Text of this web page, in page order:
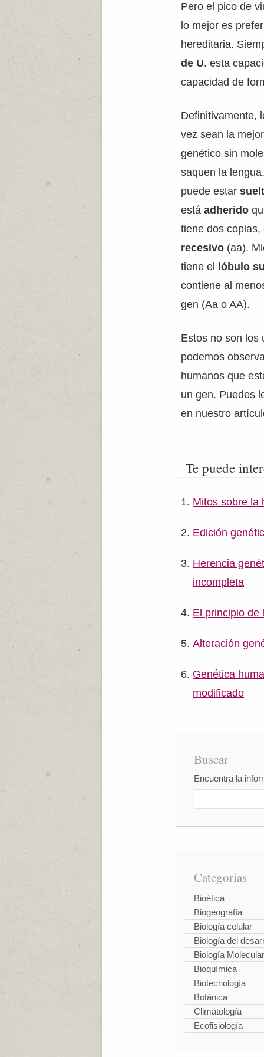
Pero el pico de
lo mejor es
hereditaria.
de U. esta
capacidad de
Definitivamente,
vez sean la
genético sin
saquen la
puede estar
estáadherido
tiene dos
recesivo (aa).
tiene el
lóbulo
contiene al
gen (Aa o AA).
Estos no son los
podemos
humanos que
un gen. Puedes
en nuestro
Te puede
Mitos sobre la
Edición
Herencia
incompleta
El principio de
Alteración
Genética
modificado
Buscar
Encuentra la
Categorías
Bioética
Biogeografía
Biología celular
Biología del
Biología Molecular
Bioquímica
Biotecnología
Botánica
Climatología
Ecofisiología